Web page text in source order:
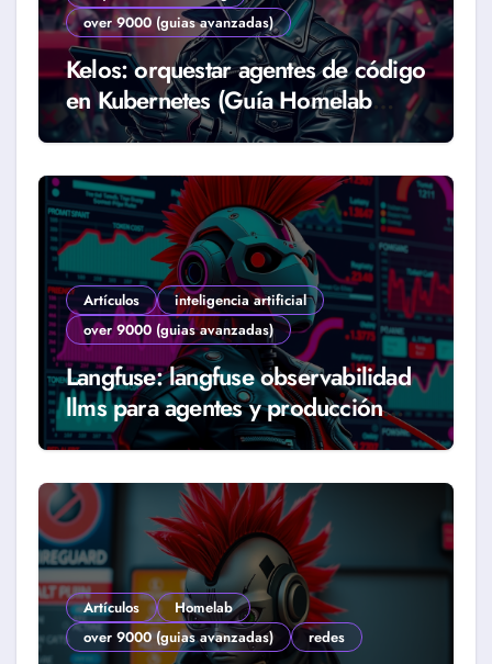
over 9000 (guias avanzadas)
Kelos: orquestar agentes de código
en Kubernetes (Guía Homelab
2026)
Artículos
inteligencia artificial
over 9000 (guias avanzadas)
Langfuse: langfuse observabilidad
llms para agentes y producción
real (Guía 2026)
Artículos
Homelab
over 9000 (guias avanzadas)
redes